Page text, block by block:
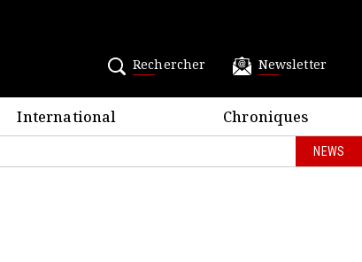
Rechercher Newsletter
International Chroniques
NEWS